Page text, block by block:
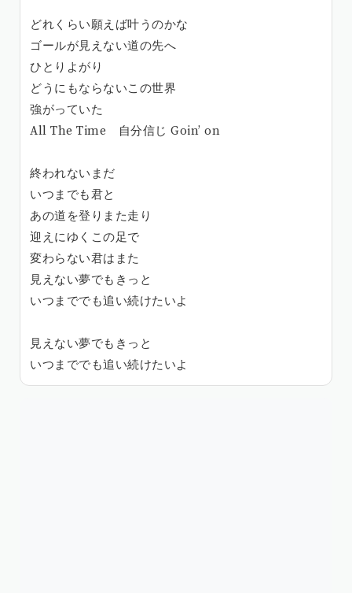
どれくらい願えば叶うのかな
ゴールが見えない道の先へ
ひとりよがり
どうにもならないこの世界
強がっていた
All The Time 自分信じ Goin’ on
終われないまだ
いつまでも君と
あの道を登りまた走り
迎えにゆくこの足で
変わらない君はまた
見えない夢でもきっと
いつまででも追い続けたいよ
見えない夢でもきっと
いつまででも追い続けたいよ